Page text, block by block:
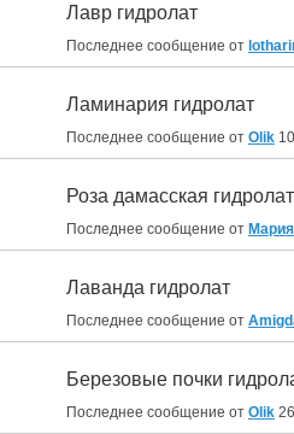
Лавр гидролат
Последнее сообщение от
Ламинария гидролат
Последнее сообщение от Olik
Роза дамасская
Последнее сообщение от
Лаванда гидролат
Последнее сообщение от
Березовые почки
Последнее сообщение от Olik